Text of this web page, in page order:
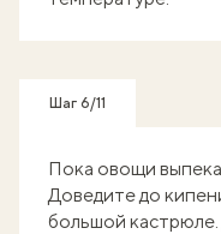
Шаг 6/11
Пока овощи
Доведите до
большой